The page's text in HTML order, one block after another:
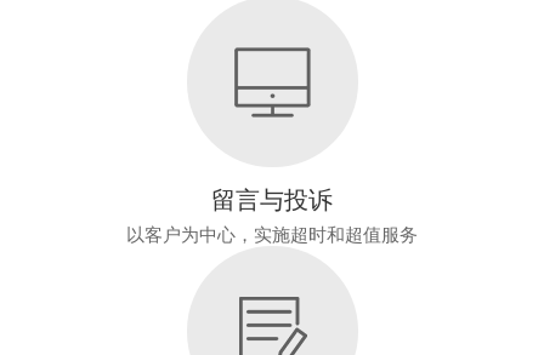
留言与投诉
以客户为中心，实施超时和超值服务